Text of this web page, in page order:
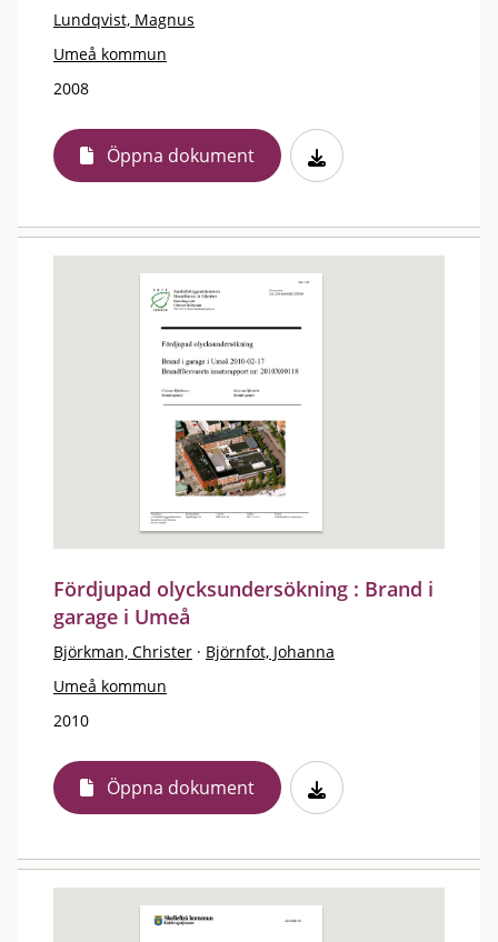
Lundqvist, Magnus
Umeå kommun
2008
Öppna dokument
Fördjupad olycksundersökning : Brand i
garage i Umeå
Björkman, Christer · Björnfot, Johanna
Umeå kommun
2010
Öppna dokument